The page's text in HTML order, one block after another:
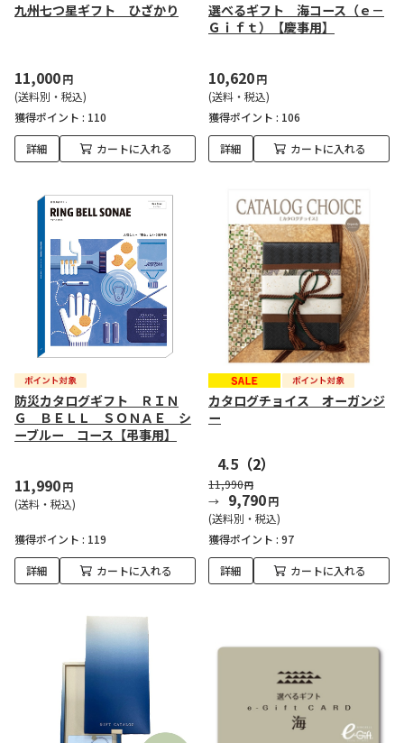
九州七つ星ギフト ひざかり
11,000円
(送料別・税込)
獲得ポイント : 110
詳細 カートに入れる
選べるギフト 海コース（ｅ－
Ｇｉｆｔ）【慶事用】
10,620円
(送料・税込)
獲得ポイント : 106
詳細 カートに入れる
防災カタログギフト ＲＩＮ
Ｇ ＢＥＬＬ ＳＯＮＡＥ シ
ーブルー コース【弔事用】
11,990円
(送料・税込)
獲得ポイント : 119
詳細 カートに入れる
カタログチョイス オーガンジ
ー
4.5 （2）
11,990円
9,790円
(送料別・税込)
獲得ポイント : 97
詳細 カートに入れる